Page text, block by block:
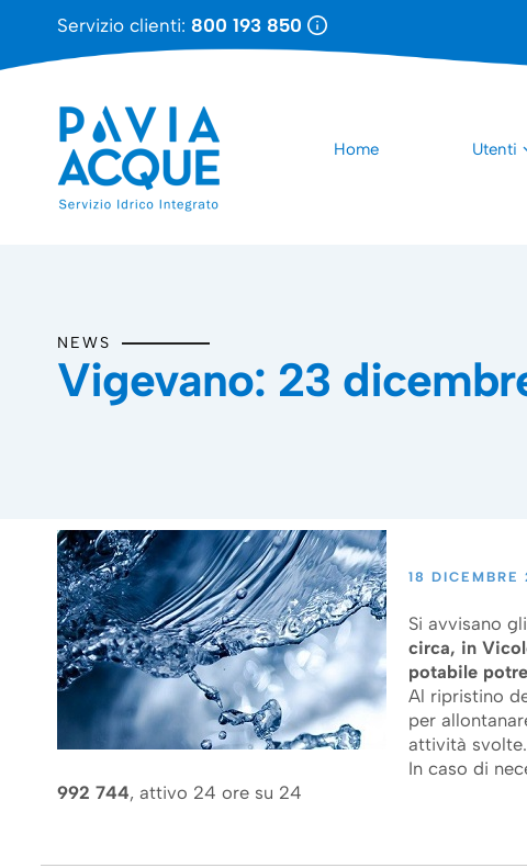
Servizio clienti: 800 193 850
Home Utenti
NEWS
Vigevano: 23
18 DICEMBRE
Si avvisano
circa, in
potabile
Al ripristino
per
attività svolte.
In caso di
992 744, attivo 24 ore su 24